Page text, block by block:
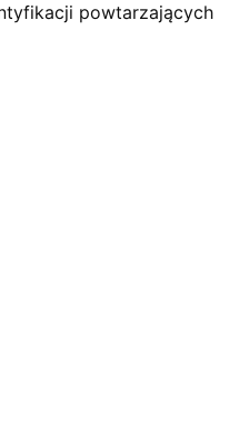
powtarzających